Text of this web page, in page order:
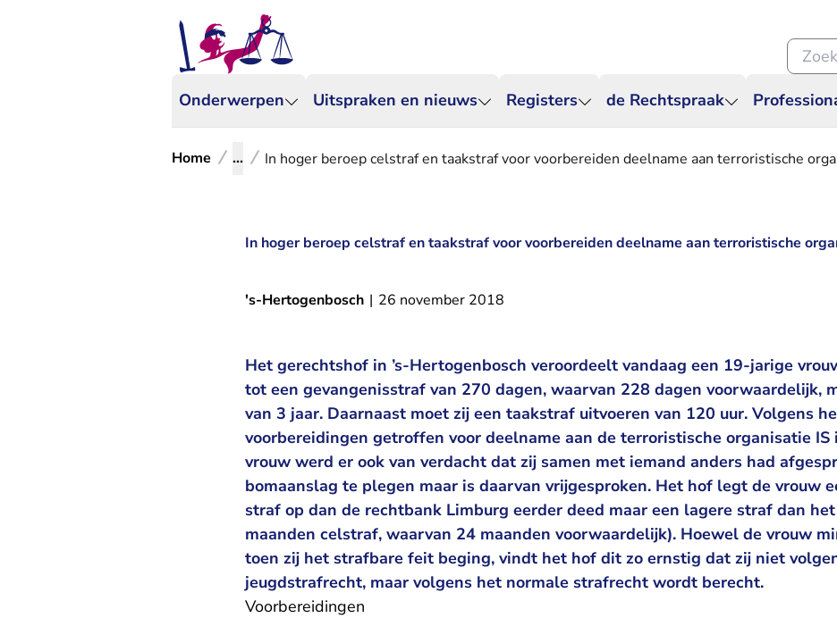
Onderwerpen Uitspraken en nieuws Registers de Rechtspraak
Zoeken
Home ... In hoger beroep celstraf en taakstraf voor voorbereiden deelname aan terroristische
In hoger beroep celstraf en taakstraf voor voorbereiden deelname aan terroristische
's-Hertogenbosch | 26 november 2018
Het gerechtshof in ’s-Hertogenbosch veroordeelt vandaag een 19-jarige
tot een gevangenisstraf van 270 dagen, waarvan 228 dagen voorwaardelijk,
van 3 jaar. Daarnaast moet zij een taakstraf uitvoeren van 120 uur. Volgens
voorbereidingen getroffen voor deelname aan de terroristische organisatie IS
vrouw werd er ook van verdacht dat zij samen met iemand anders had
bomaanslag te plegen maar is daarvan vrijgesproken. Het hof legt de vrouw
straf op dan de rechtbank Limburg eerder deed maar een lagere straf dan
maanden celstraf, waarvan 24 maanden voorwaardelijk). Hoewel de vrouw
toen zij het strafbare feit beging, vindt het hof dit zo ernstig dat zij niet
jeugdstrafrecht, maar volgens het normale strafrecht wordt berecht.
Voorbereidingen